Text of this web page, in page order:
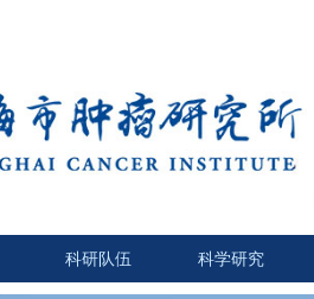
科研队伍 科学研究